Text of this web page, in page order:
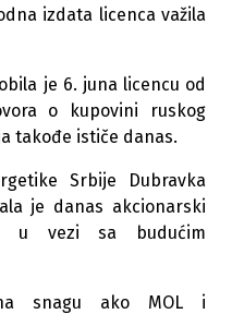
izdata licenca važila
je 6. juna licencu od
o kupovini ruskog
takođe ističe danas.
Srbije Dubravka
je danas akcionarski
u vezi sa budućim
snagu ako MOL i